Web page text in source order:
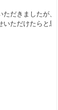
だきましたが、
ただけたらと思